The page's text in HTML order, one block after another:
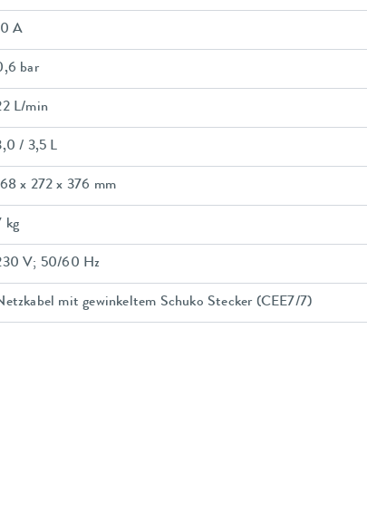
A
bar
L/min
/ 3,5 L
x 272 x 376 mm
kg
V; 50/60 Hz
mit gewinkeltem Schuko Stecker (CEE7/7)